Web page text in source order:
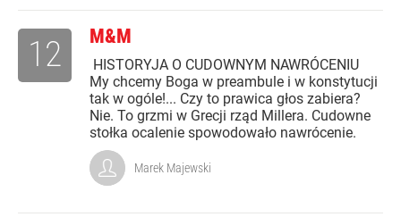
M&M
HISTORYJA O CUDOWNYM NAWRÓCENIU
My chcemy Boga w preambule i w konstytucji
tak w ogóle!... Czy to prawica głos zabiera?
Nie. To grzmi w Grecji rząd Millera. Cudowne
stołka ocalenie spowodowało nawrócenie.
12
Marek Majewski